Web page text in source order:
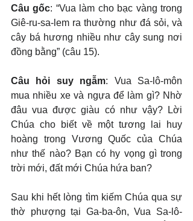
Câu gốc: “Vua làm cho bạc vàng trong
Giê-ru-sa-lem ra thường như đá sỏi, và
cây bá hương nhiều như cây sung nơi
đồng bằng” (câu 15).
Câu hỏi suy ngẫm: Vua Sa-lô-môn
mua nhiều xe và ngựa để làm gì? Nhờ
đâu vua được giàu có như vậy? Lời
Chúa cho biết về một tương lai huy
hoàng trong Vương Quốc của Chúa
như thế nào? Bạn có hy vọng gì trong
trời mới, đất mới Chúa hứa ban?
Sau khi hết lòng tìm kiếm Chúa qua sự
thờ phượng tại Ga-ba-ôn, Vua Sa-lô-